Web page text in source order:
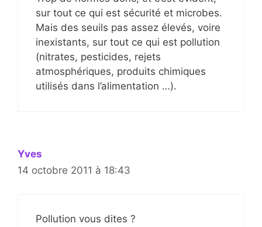
sur tout ce qui est sécurité et microbes.
Mais des seuils pas assez élevés, voire
inexistants, sur tout ce qui est pollution
(nitrates, pesticides, rejets
atmosphériques, produits chimiques
utilisés dans l’alimentation …).
Yves
14 octobre 2011 à 18:43
Pollution vous dites ?